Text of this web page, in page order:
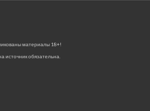
материалы 18+!
источник обязательна.